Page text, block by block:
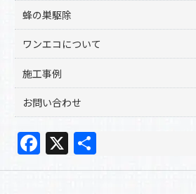
蜂の巣駆除
ワンエコについて
施工事例
お問い合わせ
F
a
X
有